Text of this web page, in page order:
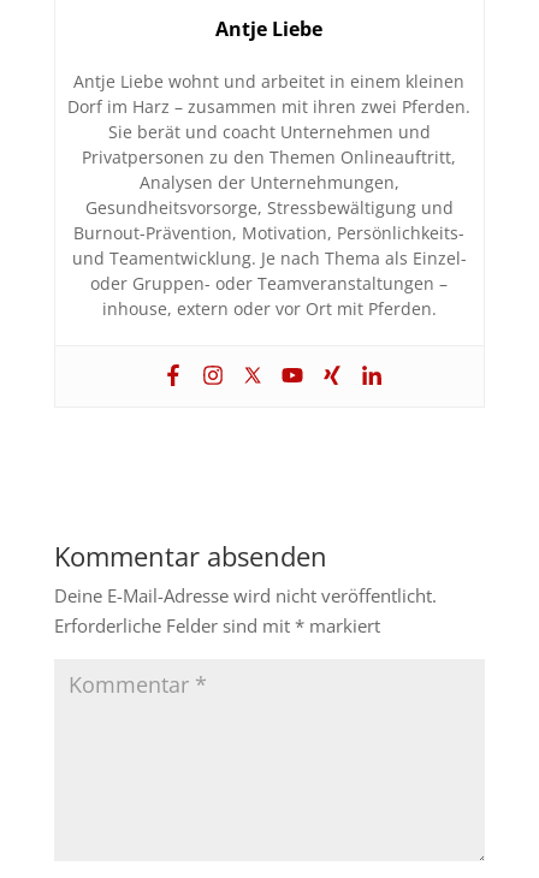
Antje Liebe
Antje Liebe wohnt und arbeitet in einem kleinen
Dorf im Harz – zusammen mit ihren zwei Pferden.
Sie berät und coacht Unternehmen und
Privatpersonen zu den Themen Onlineauftritt,
Analysen der Unternehmungen,
Gesundheitsvorsorge, Stressbewältigung und
Burnout-Prävention, Motivation, Persönlichkeits-
und Teamentwicklung. Je nach Thema als Einzel-
oder Gruppen- oder Teamveranstaltungen –
inhouse, extern oder vor Ort mit Pferden.
Kommentar absenden
Deine E-Mail-Adresse wird nicht veröffentlicht.
Erforderliche Felder sind mit *markiert